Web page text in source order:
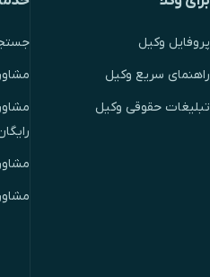
پروفایل وکیل
راهنمای سریع وکیل
تبلیغات حقوقی وکیل